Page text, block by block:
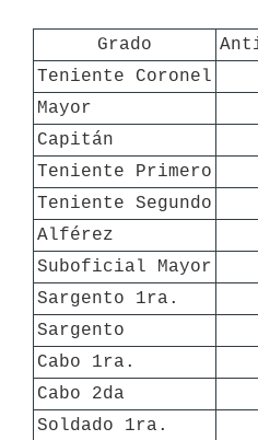
Grado
Teniente Coronel
Mayor
Capitán
Teniente Primero
Teniente Segundo
Alférez
Suboficial Mayor
Sargento 1ra.
Sargento
Cabo 1ra.
Cabo 2da
Soldado 1ra.